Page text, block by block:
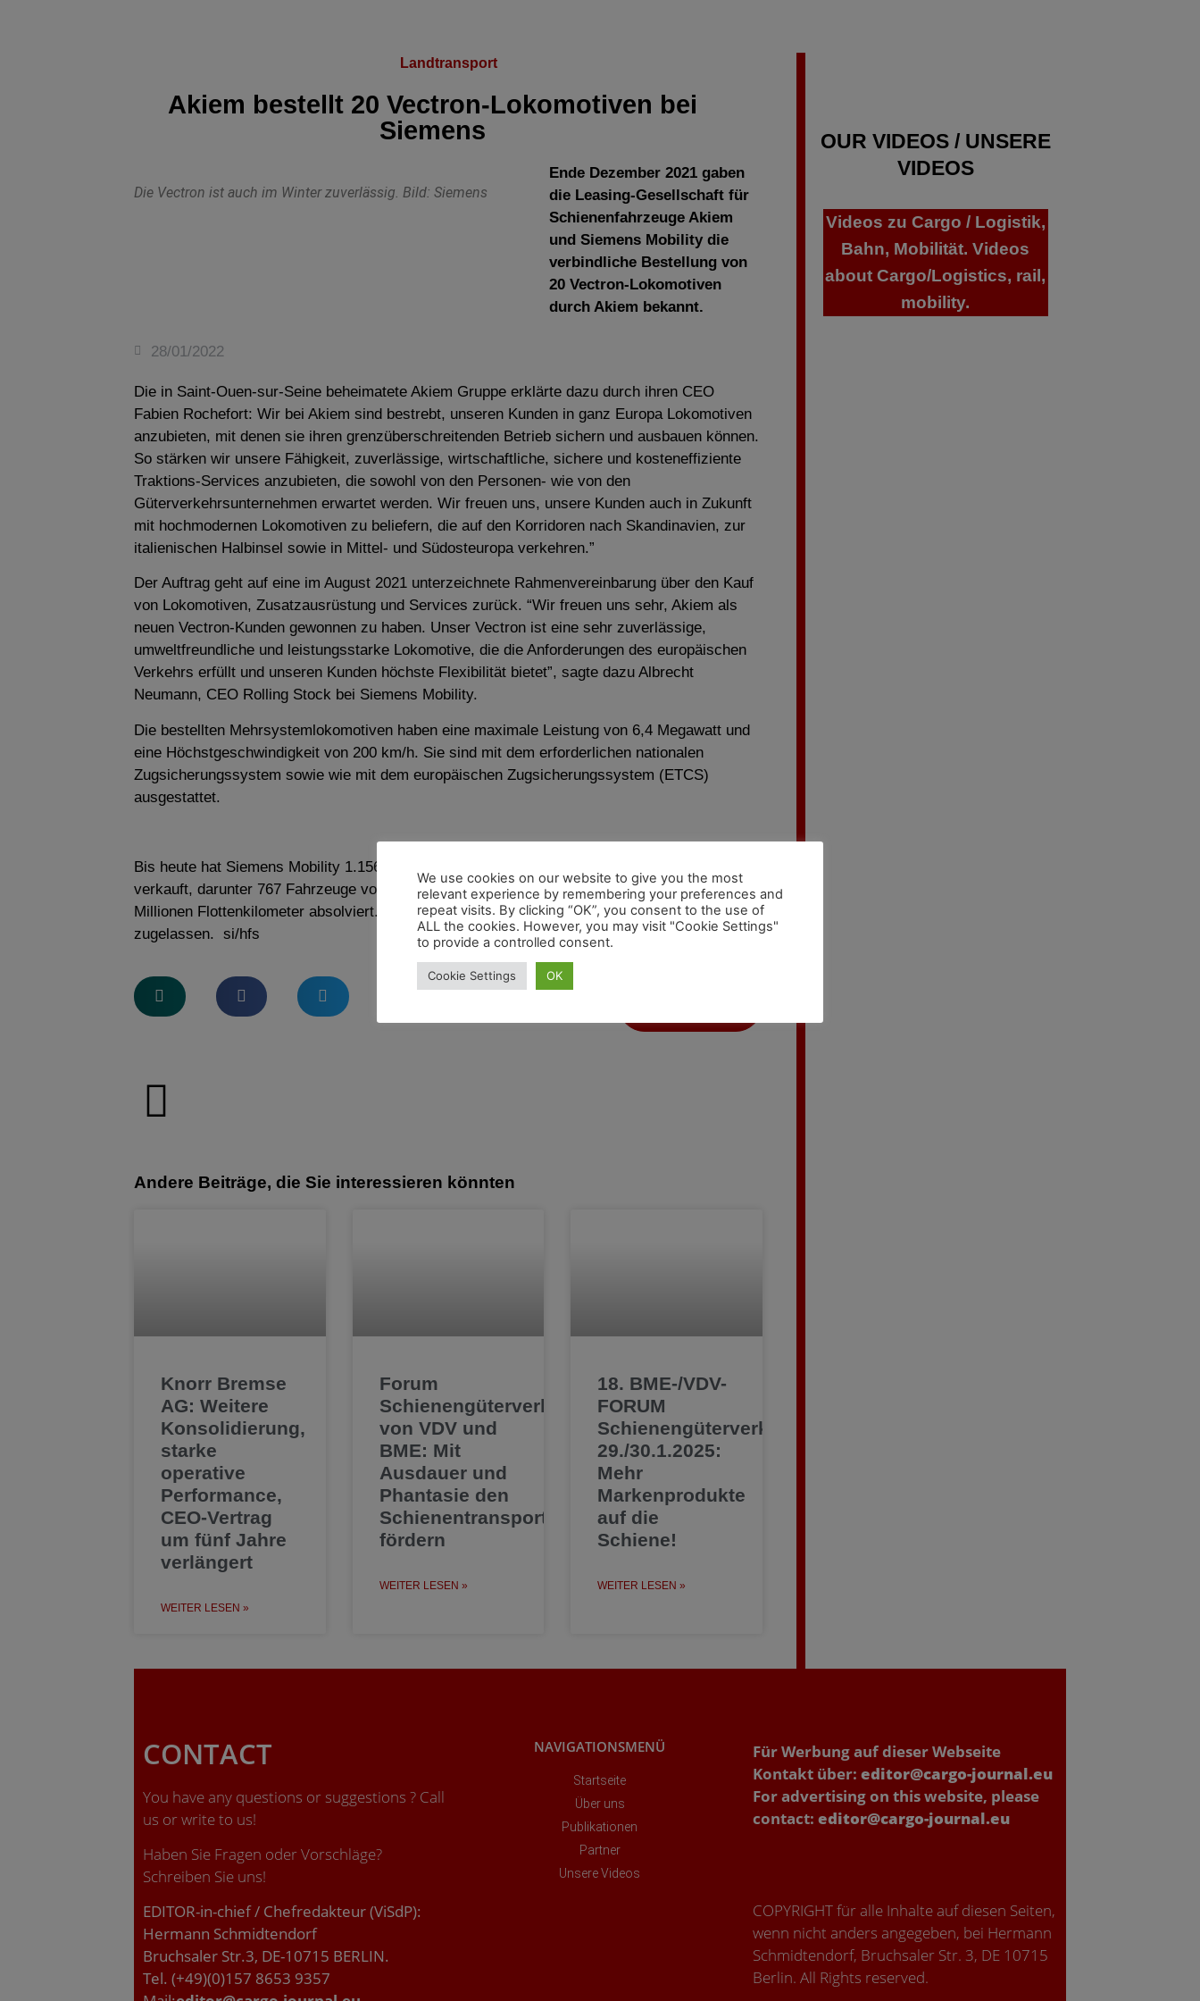
Landtransport
Akiem bestellt 20 Vectron-Lokomotiven bei
Siemens
Die Vectron ist auch im Winter zuverlässig. Bild: Siemens
Ende Dezember 2021 gaben
die Leasing-Gesellschaft für
Schienenfahrzeuge Akiem
und Siemens Mobility die
verbindliche Bestellung von
20 Vectron-Lokomotiven
durch Akiem bekannt.
28/01/2022
Die in Saint-Ouen-sur-Seine beheimatete Akiem Gruppe erklärte dazu durch ihren CEO
Fabien Rochefort: Wir bei Akiem sind bestrebt, unseren Kunden in ganz Europa Lokomotiven
anzubieten, mit denen sie ihren grenzüberschreitenden Betrieb sichern und ausbauen können.
So stärken wir unsere Fähigkeit, zuverlässige, wirtschaftliche, sichere und kosteneffiziente
Traktions-Services anzubieten, die sowohl von den Personen- wie von den
Güterverkehrsunternehmen erwartet werden. Wir freuen uns, unsere Kunden auch in Zukunft
mit hochmodernen Lokomotiven zu beliefern, die auf den Korridoren nach Skandinavien, zur
italienischen Halbinsel sowie in Mittel- und Südosteuropa verkehren.”
Der Auftrag geht auf eine im August 2021 unterzeichnete Rahmenvereinbarung über den Kauf
von Lokomotiven, Zusatzausrüstung und Services zurück. “Wir freuen uns sehr, Akiem als
neuen Vectron-Kunden gewonnen zu haben. Unser Vectron ist eine sehr zuverlässige,
umweltfreundliche und leistungsstarke Lokomotive, die die Anforderungen des europäischen
Verkehrs erfüllt und unseren Kunden höchste Flexibilität bietet”, sagte dazu Albrecht
Neumann, CEO Rolling Stock bei Siemens Mobility.
Die bestellten Mehrsystemlokomotiven haben eine maximale Leistung von 6,4 Megawatt und
eine Höchstgeschwindigkeit von 200 km/h. Sie sind mit dem erforderlichen nationalen
Zugsicherungssystem sowie wie mit dem europäischen Zugsicherungssystem (ETCS)
ausgestattet.
Bis heute hat Siemens Mobility 1.156 Vectron-Lokomotiven an 58 Kunden in 16 Ländern
verkauft, darunter 767 Fahrzeuge vom Typ Vectron MS. Die Vectron-Flotte hat bisher über 500
Millionen Flottenkilometer absolviert. Die Lokomotiven sind in 20 europäischen Ländern
zugelassen. si/hfs
Andere Beiträge, die Sie interessieren könnten
Knorr Bremse
AG: Weitere
Konsolidierung,
starke
operative
Performance,
CEO-Vertrag
um fünf Jahre
verlängert
WEITER LESEN »
Forum
Schienengüterverkehr
von VDV und
BME: Mit
Ausdauer und
Phantasie den
Schienentransport
fördern
WEITER LESEN »
18. BME-/VDV-
FORUM
Schienengüterverkehr
29./30.1.2025:
Mehr
Markenprodukte
auf die
Schiene!
WEITER LESEN »
OUR VIDEOS / UNSERE
VIDEOS
Videos zu Cargo / Logistik,
Bahn, Mobilität. Videos
about Cargo/Logistics, rail,
mobility.
CONTACT
You have any questions or suggestions ? Call
us or write to us!
Haben Sie Fragen oder Vorschläge?
Schreiben Sie uns!
EDITOR-in-chief / Chefredakteur (ViSdP):
Hermann Schmidtendorf
Bruchsaler Str.3, DE-10715 BERLIN.
Tel. (+49)(0)157 8653 9357
NAVIGATIONSMENÜ
Startseite
Über uns
Publikationen
Partner
Unsere Videos
Für Werbung auf dieser Webseite
Kontakt über: editor@cargo-journal.eu
For advertising on this website, please
contact: editor@cargo-journal.eu
COPYRIGHT für alle Inhalte auf diesen Seiten,
wenn nicht anders angegeben, bei Hermann
Schmidtendorf, Bruchsaler Str. 3, DE 10715
Berlin. All Rights reserved.
We use cookies on our website to give you the most
relevant experience by remembering your preferences and
repeat visits. By clicking “OK”, you consent to the use of
ALL the cookies. However, you may visit "Cookie Settings"
to provide a controlled consent.
Cookie Settings OK